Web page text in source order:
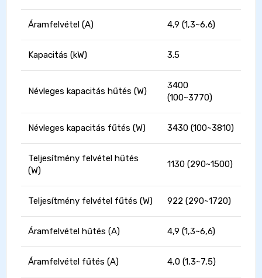
Áramfelvétel (A) 4,9 (1,3~6,6)
Kapacitás (kW) 3.5
Névleges kapacitás hűtés (W)
3400
(100~3770)
Névleges kapacitás fűtés (W) 3430 (100~3810)
Teljesítmény felvétel hűtés
(W)
1130 (290~1500)
Teljesítmény felvétel fűtés (W) 922 (290~1720)
Áramfelvétel hűtés (A) 4,9 (1,3~6,6)
Áramfelvétel fűtés (A) 4,0 (1,3~7,5)